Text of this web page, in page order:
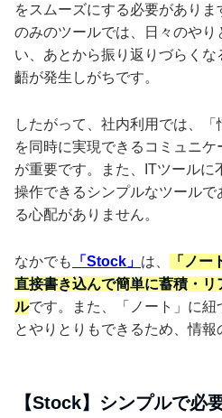
をスムーズにする必要があり
のみのツールでは、日々のやり
い、あとから振り返りづらくな
齬が発生しがちです。
したがって、社内利用では、「
を同時に実現できるコミュニ
が重要です。また、ITツールに
操作できるシンプルなツール
る心配がありません。
なかでも 「Stock」 は、
「ノ
直接書き込んで簡単に蓄積・
ルです。また、「ノート」に
とやりとりもできるため、情報
【Stock】シンプルで必